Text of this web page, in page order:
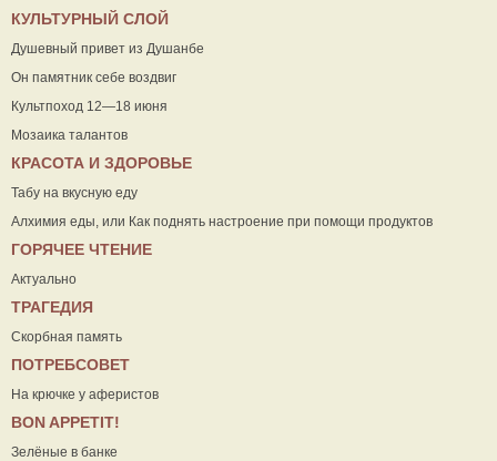
КУЛЬТУРНЫЙ СЛОЙ
Душевный привет из Душанбе
Он памятник себе воздвиг
Культпоход 12—18 июня
Мозаика талантов
КРАСОТА И ЗДОРОВЬЕ
Табу на вкусную еду
Алхимия еды, или Как поднять настроение при помощи продуктов
ГОРЯЧЕЕ ЧТЕНИЕ
Актуально
ТРАГЕДИЯ
Скорбная память
ПОТРЕБСОВЕТ
На крючке у аферистов
ВON APPETIT!
Зелёные в банке